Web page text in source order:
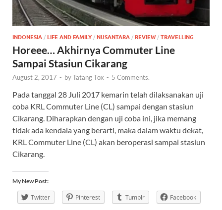
INDONESIA / LIFE AND FAMILY / NUSANTARA / REVIEW / TRAVELLING
Horeee… Akhirnya Commuter Line
Sampai Stasiun Cikarang
August 2, 2017 - byTatang Tox - 5 Comments.
Pada tanggal 28 Juli 2017 kemarin telah dilaksanakan uji
coba KRL Commuter Line (CL) sampai dengan stasiun
Cikarang. Diharapkan dengan uji coba ini, jika memang
tidak ada kendala yang berarti, maka dalam waktu dekat,
KRL Commuter Line (CL) akan beroperasi sampai stasiun
Cikarang.
My New Post:
Twitter Pinterest Tumblr Facebook